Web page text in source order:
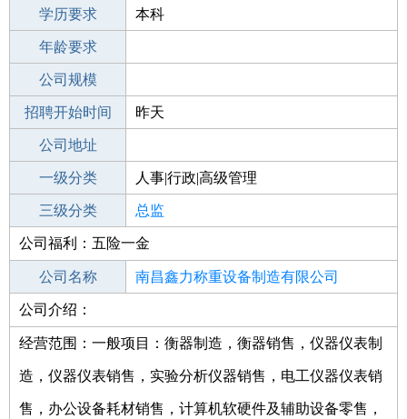
性别要求 -
学历要求 本科
工作经验
年龄要求
工作地点
公司规模
公司电话
招聘开始时间 昨天
招聘结束时间
公司地址
一级分类 人事|行政|高级管理
二级分类 高级管理
三级分类 总监
其他行业
公司福利：五险一金
公司名称 南昌鑫力称重设备制造有限公司
公司类型
公司介绍：
经营范围：一般项目：衡器制造，衡器销售，仪器仪表制
造，仪器仪表销售，实验分析仪器销售，电工仪器仪表销
售，办公设备耗材销售，计算机软硬件及辅助设备零售，